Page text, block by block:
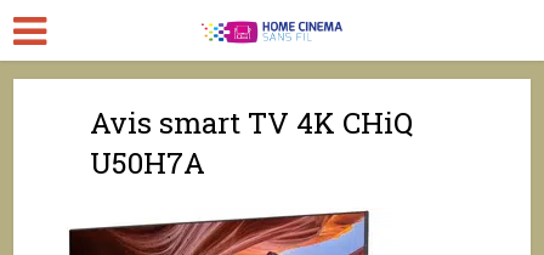
Avis smart TV 4K CHiQ
U50H7A